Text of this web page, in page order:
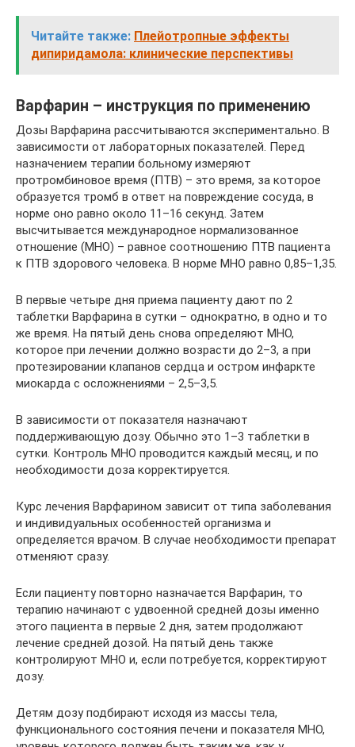
Читайте также: Плейотропные эффекты
дипиридамола: клинические перспективы
Варфарин – инструкция по применению
Дозы Варфарина рассчитываются экспериментально. В
зависимости от лабораторных показателей. Перед
назначением терапии больному измеряют
протромбиновое время (ПТВ) – это время, за которое
образуется тромб в ответ на повреждение сосуда, в
норме оно равно около 11–16 секунд. Затем
высчитывается международное нормализованное
отношение (МНО) – равное соотношению ПТВ пациента
к ПТВ здорового человека. В норме МНО равно 0,85–1,35.
В первые четыре дня приема пациенту дают по 2
таблетки Варфарина в сутки – однократно, в одно и то
же время. На пятый день снова определяют МНО,
которое при лечении должно возрасти до 2–3, а при
протезировании клапанов сердца и остром инфаркте
миокарда с осложнениями – 2,5–3,5.
В зависимости от показателя назначают
поддерживающую дозу. Обычно это 1–3 таблетки в
сутки. Контроль МНО проводится каждый месяц, и по
необходимости доза корректируется.
Курс лечения Варфарином зависит от типа заболевания
и индивидуальных особенностей организма и
определяется врачом. В случае необходимости препарат
отменяют сразу.
Если пациенту повторно назначается Варфарин, то
терапию начинают с удвоенной средней дозы именно
этого пациента в первые 2 дня, затем продолжают
лечение средней дозой. На пятый день также
контролируют МНО и, если потребуется, корректируют
дозу.
Детям дозу подбирают исходя из массы тела,
функционального состояния печени и показателя МНО,